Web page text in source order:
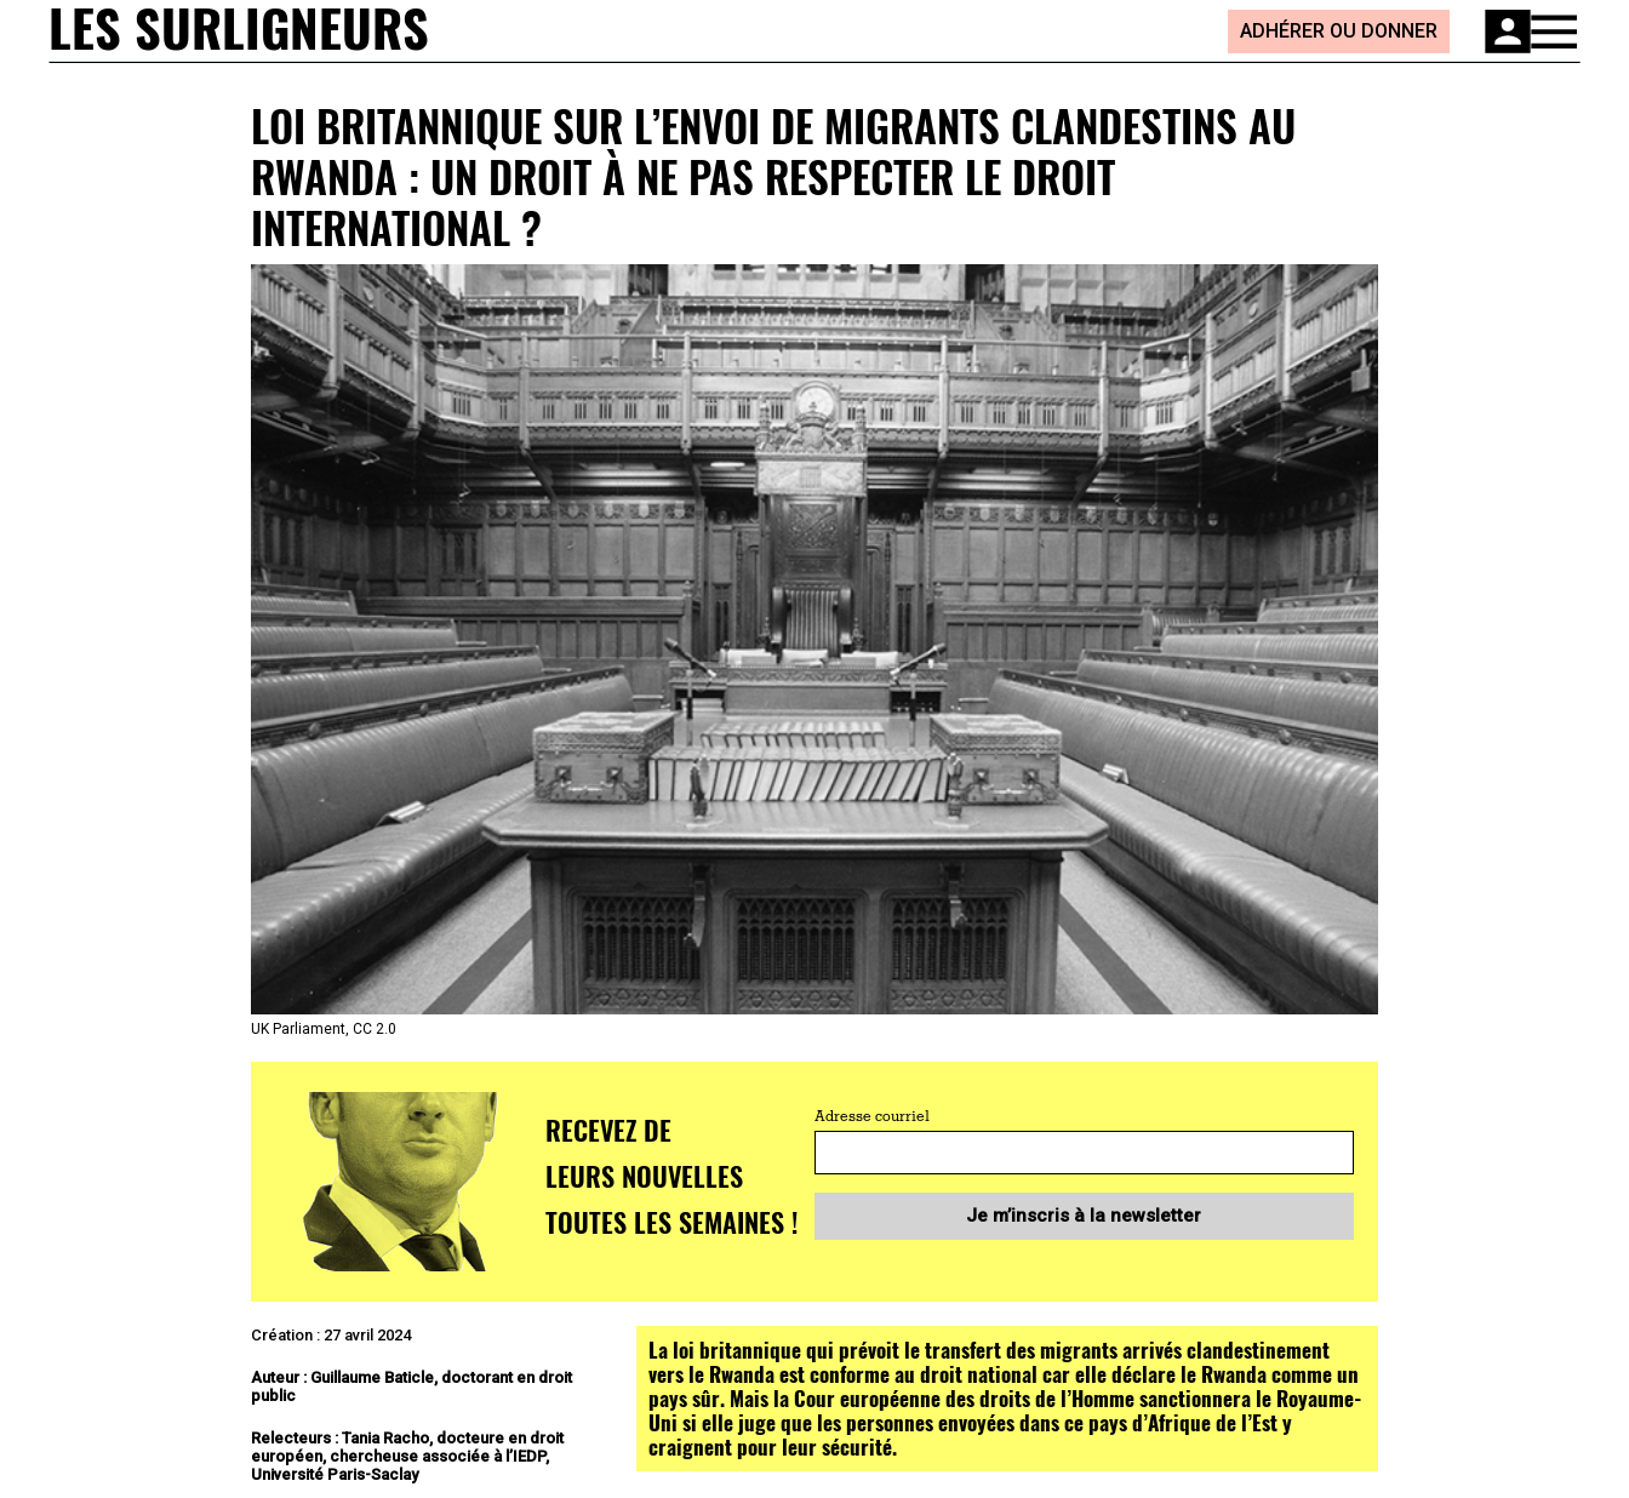
LES SURLIGNEURS ADHÉRER OU DONNER
LOI BRITANNIQUE SUR L’ENVOI DE MIGRANTS CLANDESTINS AU
RWANDA : UN DROIT À NE PAS RESPECTER LE DROIT
INTERNATIONAL ?
UK Parliament, CC 2.0
RECEVEZ DE
LEURS NOUVELLES
TOUTES LES SEMAINES !
Adresse courriel
Je m’inscris à la newsletter
Création : 27 avril 2024
Auteur : Guillaume Baticle, doctorant en droit
public
Relecteurs : Tania Racho, docteure en droit
européen, chercheuse associée à l’IEDP,
Université Paris-Saclay
La loi britannique qui prévoit le transfert des migrants arrivés clandestinement
vers le Rwanda est conforme au droit national car elle déclare le Rwanda comme un
pays sûr. Mais la Cour européenne des droits de l’Homme sanctionnera le Royaume-
Uni si elle juge que les personnes envoyées dans ce pays d’Afrique de l’Est y
craignent pour leur sécurité.